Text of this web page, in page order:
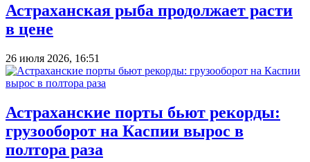
Астраханская рыба продолжает расти
в цене
26 июля 2026, 16:51
Астраханские порты бьют рекорды:
грузооборот на Каспии вырос в
полтора раза